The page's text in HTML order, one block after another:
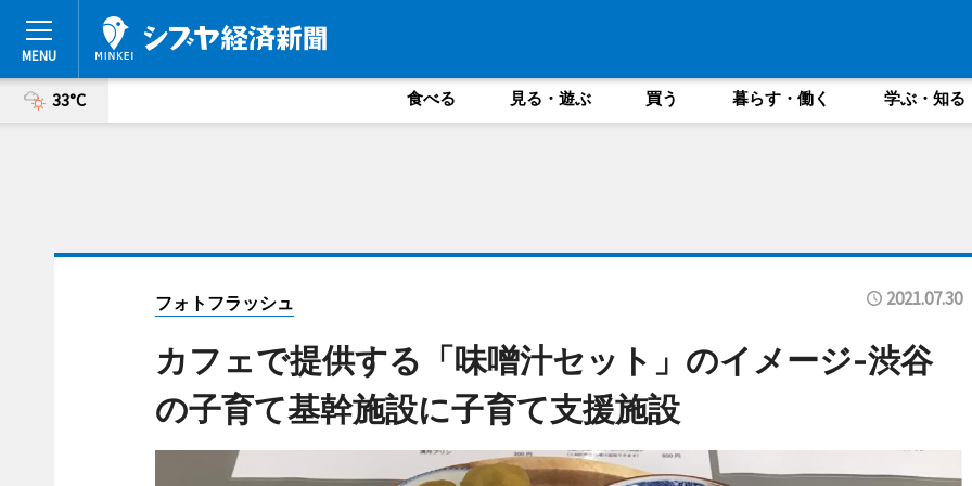
33°C 食べる 見る・遊ぶ 買う 暮らす・働く 学ぶ・知る
フォトフラッシュ 2021.07.30
カフェで提供する「味噌汁セット」のイメージ-渋谷
の子育て基幹施設に子育て支援施設